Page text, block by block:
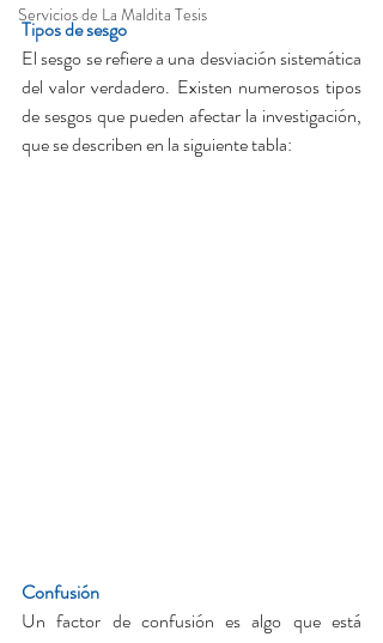
Servicios de La Maldita Tesis
Tipos de sesgo
El sesgo se refiere a una desviación sistemática
del valor verdadero. Existen numerosos tipos
de sesgos que pueden afectar la investigación,
que se describen en la siguiente tabla:
Confusión
Un factor de confusión es algo que está